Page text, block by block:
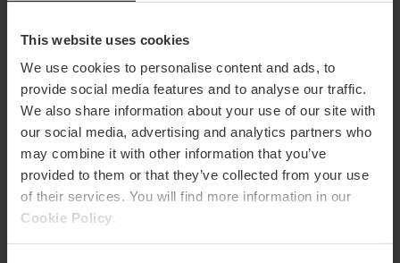
This website uses cookies
We use cookies to personalise content and ads, to
provide social media features and to analyse our traffic.
We also share information about your use of our site with
our social media, advertising and analytics partners who
may combine it with other information that you’ve
provided to them or that they’ve collected from your use
of their services. You will find more information in our
Cookie Policy
dello
Ciutat
de
València
Flamenco dal vivo al Café del
Duende
Flamenco
dal
vivo
al
Café
del
Duende
Itinerari guidati in moto per
Itinerari
guidati